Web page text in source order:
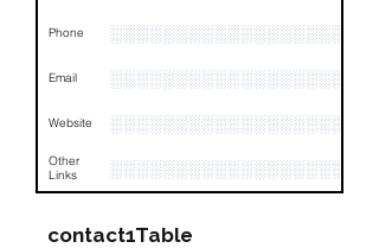
Phone
Email
Website
Other
Links
contact1Table